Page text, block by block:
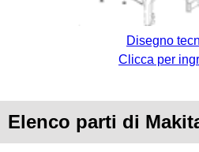
Disegno
Clicca per
Elenco parti di